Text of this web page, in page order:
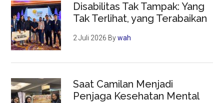
Disabilitas Tak Tampak: Yang
Tak Terlihat, yang Terabaikan
2 Juli 2026 Bywah
Saat Camilan Menjadi
Penjaga Kesehatan Mental